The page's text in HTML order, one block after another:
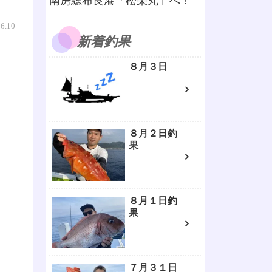
新着釣果
８月３日
８月２日釣
果
８月１日釣
果
７月３１日